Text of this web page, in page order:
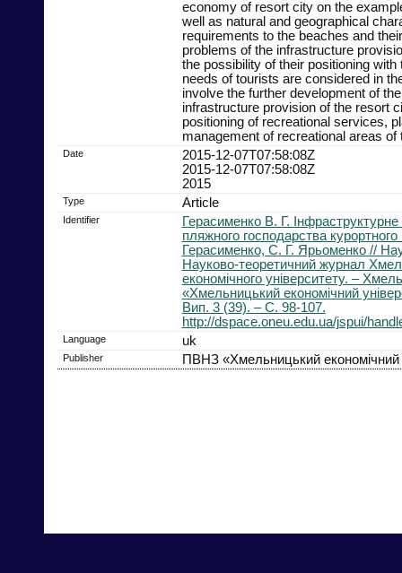
economy of resort city on the
well as natural and geographical
requirements to the beaches and
problems of the infrastructure
the possibility of their positioning with
needs of tourists are considered in
involve the further development of
infrastructure provision of the resort
positioning of recreational services,
management of recreational areas of
Date
2015-12-07T07:58:08Z
2015-12-07T07:58:08Z
2015
Type Article
Identifier
Герасименко В. Г.
пляжного господарства курортного
Герасименко, С. Г. Ярьоменко //
Науково-теоретичний журнал
економічного університету. –
«Хмельницький економічний
Вип. 3 (39). – С. 98-107.
http://dspace.oneu.edu.ua/jspui/
Language uk
Publisher ПВНЗ «Хмельницький економічний